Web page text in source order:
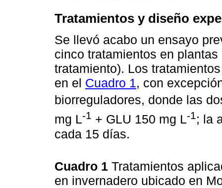
Tratamientos y diseño
Se llevó acabo un ensayo
cinco tratamientos en
tratamiento). Los
en el Cuadro 1, con
biorreguladores, donde las
mg L-1 + GLU 150 mg L-1; la
cada 15 días.
Cuadro 1 Tratamientos
en invernadero ubicado en